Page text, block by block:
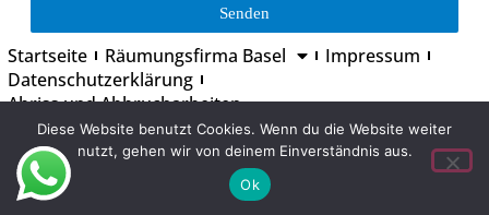
Senden
Startseite Räumungsfirma Basel
Impressum
Datenschutz­erklärung
Abriss und Abbrucharbeiten
Diese Website benutzt Cookies. Wenn du die Website weiter
nutzt, gehen wir von deinem Einverständnis aus.
Ok